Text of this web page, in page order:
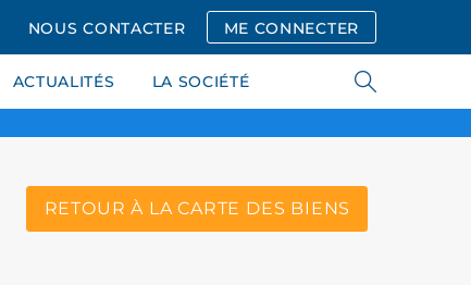
NOUS CONTACTER ME CONNECTER
ACTUALITÉS LA SOCIÉTÉ
RETOUR À LA CARTE DES BIENS